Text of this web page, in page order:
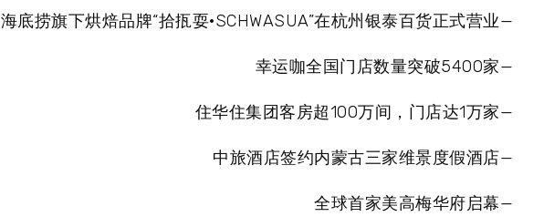
海底捞旗下烘焙品牌“拾㧚耍·SCHWASUA”在杭州银泰百货正式营业—
幸运咖全国门店数量突破5400家—
住华住集团客房超100万间，门店达1万家—
中旅酒店签约内蒙古三家维景度假酒店—
全球首家美高梅华府启幕—